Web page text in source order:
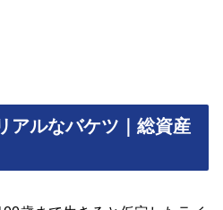
アルなバケツ｜総資産